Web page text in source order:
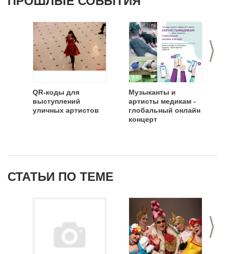
>
QR-коды для
выступлений
уличных артистов
Музыканты и
артисты медикам -
глобальный онлайн
концерт
СТАТЬИ ПО ТЕМЕ
>